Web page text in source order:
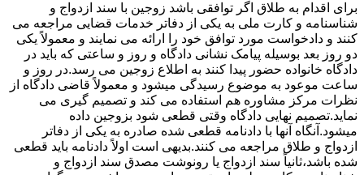
برای اقدام به طلاق اگر توافقی باشد زوجین با سند ازدواج و
شناسنامه و کارت ملی به یکی از دفاتر خدمات قضایی مراجعه می
کنند و دادخواست مورد توافق خود را ارائه می نمایند و معمولاً یکی
دو روز بعد بوسیله پیامک نشانی دادگاه و روز و ساعتی که باید در
دادگاه خانواده حضور پیدا کنند به اطلاع زوجین می رسد.در روز و
ساعت موعود به موضوع رسیدگی میشود و معمولاً قاضی دادگاه از
نظرات مرکز مشاوره هم استفاده می کند و تصمیم گیری می
نماید.تصمیم نهایی دادگاه وقتی قطعی شود بزوجین داده
میشود.آنگاه آنها با دادنامه قطعی شده صادره به یکی از دفاتر
ازدواج و طلاق مراجعه می کنند.بدیهی است اولاً دادنامه باید قطعی
شده باشد،ثانیاً سند ازدواج یا رونوشت مصدق سند ازدواج و